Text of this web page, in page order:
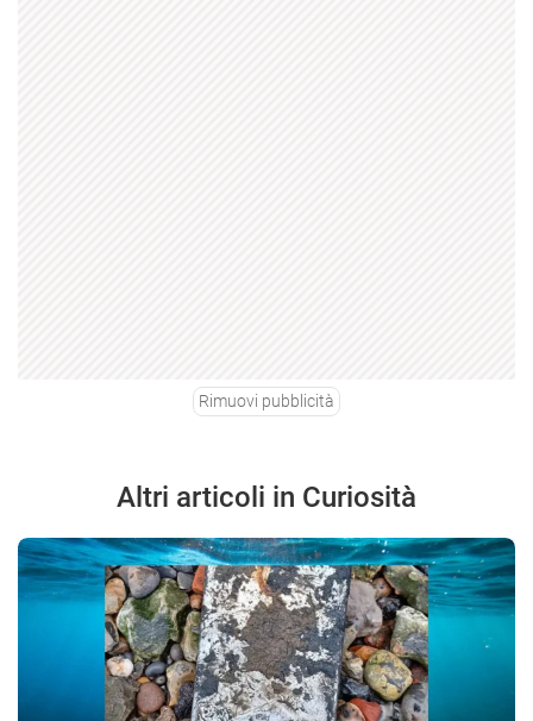
Rimuovi pubblicità
Altri articoli in Curiosità